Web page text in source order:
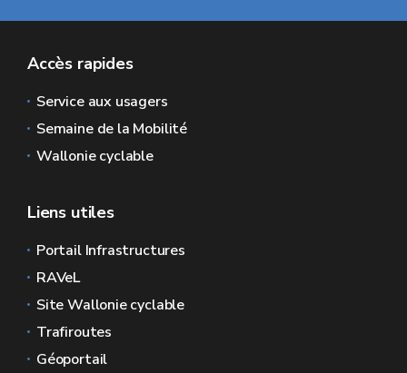
Accès rapides
Service aux usagers
Semaine de la Mobilité
Wallonie cyclable
Liens utiles
Portail Infrastructures
RAVeL
Site Wallonie cyclable
Trafiroutes
Géoportail